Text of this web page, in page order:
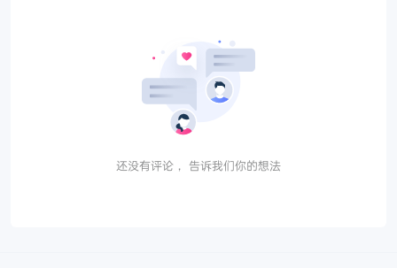
还没有评论， 告诉我们你的想法